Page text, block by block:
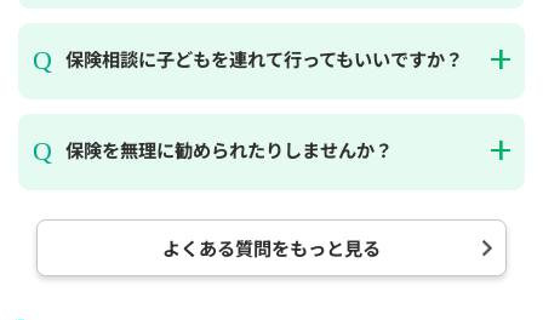
保険相談に子どもを連れて行ってもいいですか？
保険を無理に勧められたりしませんか？
よくある質問をもっと見る